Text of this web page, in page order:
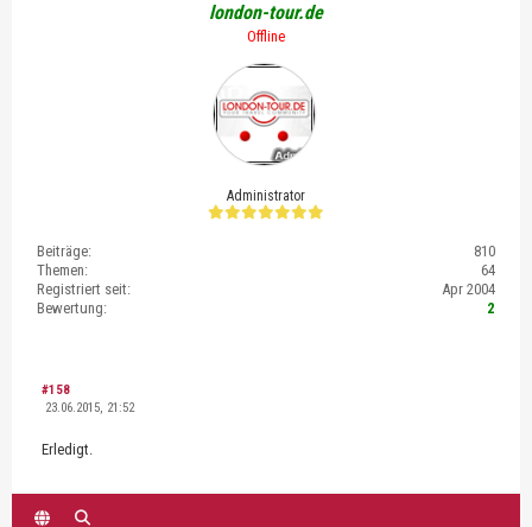
london-tour.de
Offline
Administrator
Beiträge:
810
Themen:
64
Registriert seit:
Apr 2004
Bewertung:
2
#158
23.06.2015, 21:52
Erledigt.